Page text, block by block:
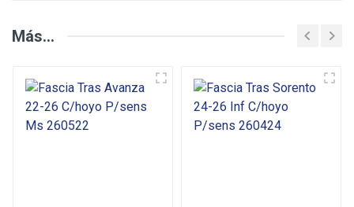
Deje su Opinión
Puntuación
Más...